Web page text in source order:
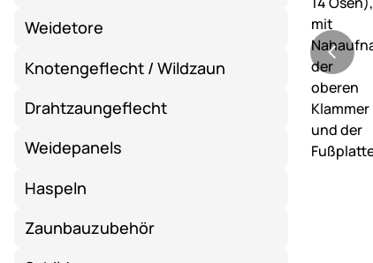
Weidetore
Knotengeflecht / Wildzaun
Drahtzaungeflecht
Weidepanels
Haspeln
Zaunbauzubehör